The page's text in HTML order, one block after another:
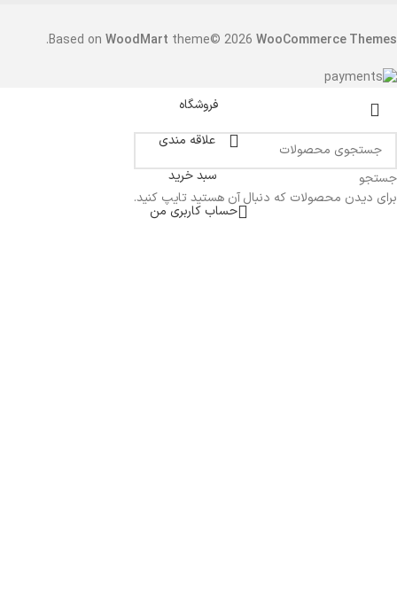
Based on WoodMart theme© 2026 WooCommerce Themes
.
جستجو
برای دیدن محصولات که دنبال آن هستید تایپ کنید.
فروشگاه
علاقه مندی
سبد خرید
حساب کاربری من